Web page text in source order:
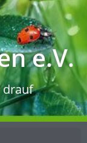
e.V.
drauf